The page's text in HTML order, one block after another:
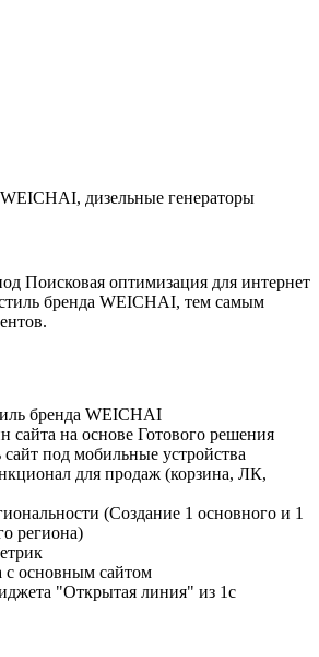
дизельные генераторы
Поисковая оптимизация для интернет
бренда WEICHAI, тем самым
бренда WEICHAI
сайта на основе Готового решения
под мобильные устройства
для продаж (корзина, ЛК,
(Создание 1 основного и 1
региона)
с основным сайтом
"Открытая линия" из 1с